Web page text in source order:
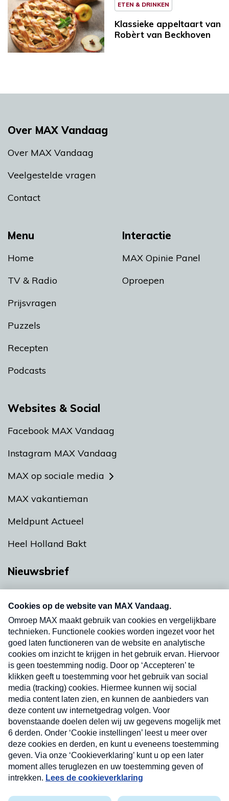
ETEN & DRINKEN
Klassieke appeltaart van
Robèrt van Beckhoven
Menu
Home
TV & Radio
Prijsvragen
Puzzels
Recepten
Podcasts
Interactie
MAX Opinie Panel
Oproepen
Over MAX Vandaag
Over MAX Vandaag
Veelgestelde vragen
Contact
Websites & Social
Facebook MAX Vandaag
Instagram MAX Vandaag
MAX op sociale media
MAX vakantieman
Meldpunt Actueel
Heel Holland Bakt
Nieuwsbrief
nieuwsbrief. Elke vrijdag- en dinsdagochtend in
uw mailbox.
Verzend
Nieuwsbrief
Neem hier een gratis abonnement op onze
nieuwsbrief. Elke vrijdag- en dinsdagochtend in uw